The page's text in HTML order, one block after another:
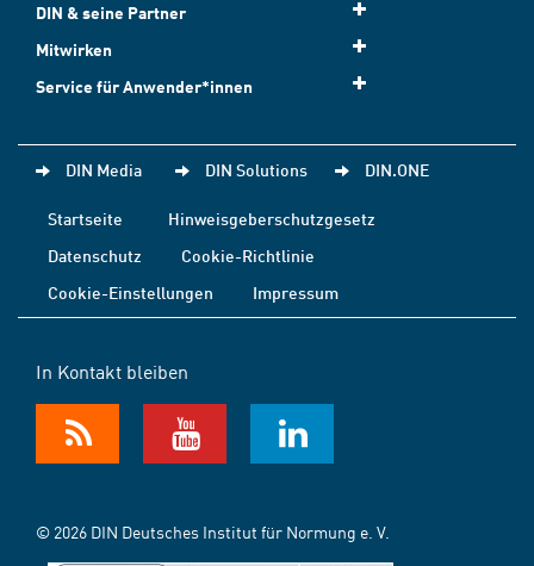
DIN & seine Partner
Mitwirken
Service für Anwender*innen
DIN Media DIN Solutions DIN.ONE
Startseite
Hinweisgeberschutzgesetz
Datenschutz
Cookie-Richtlinie
Cookie-Einstellungen
Impressum
In Kontakt bleiben
© 2026 DIN Deutsches Institut für Normung e. V.